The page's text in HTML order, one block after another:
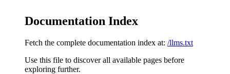
Documentation Index
Fetch the complete documentation index at: /llms.txt
Use this file to discover all available pages before
exploring further.